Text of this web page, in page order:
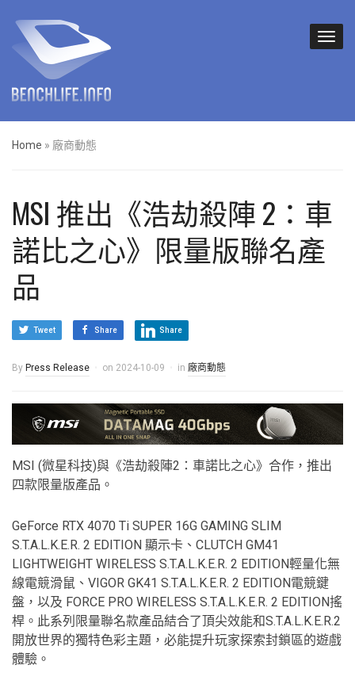
Home » 廠商動態
MSI 推出《浩劫殺陣 2：車
諾比之心》限量版聯名產
品
Tweet Share Share
By Press Release on 2024-10-09 in 廠商動態
MSI (微星科技)與《浩劫殺陣2：車諾比之心》合作，推出
四款限量版產品。
GeForce RTX 4070 Ti SUPER 16G GAMING SLIM
S.T.A.L.K.E.R. 2 EDITION 顯示卡、CLUTCH GM41
LIGHTWEIGHT WIRELESS S.T.A.L.K.E.R. 2 EDITION輕量化無
線電競滑鼠、VIGOR GK41 S.T.A.L.K.E.R. 2 EDITION電競鍵
盤，以及 FORCE PRO WIRELESS S.T.A.L.K.E.R. 2 EDITION搖
桿。此系列限量聯名款產品結合了頂尖效能和S.T.A.L.K.E.R.2
開放世界的獨特色彩主題，必能提升玩家探索封鎖區的遊戲
體驗。